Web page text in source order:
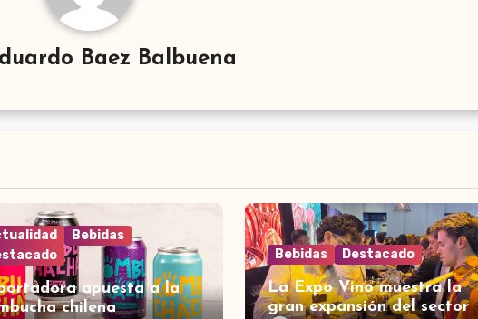
Baez Balbuena
Bebidas
apuesta a la
chilena
Bebidas Destacado
La Expo Vino muestra la
gran expansión del sector